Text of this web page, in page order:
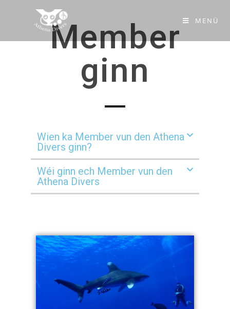
MENÜ
Member
ginn
Wien ka Member vun den Athena
Divers ginn?
Wéi ginn ech Member vun den
Athena Divers